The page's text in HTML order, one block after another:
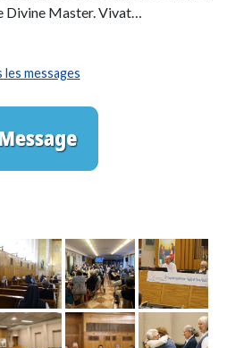
Divine Master. Vivat…
les messages